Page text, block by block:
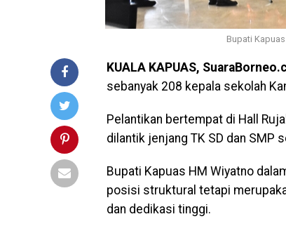
Bupati
KUALA KAPUAS,
sebanyak 208 kepala sekolah
Pelantikan bertempat di Hall
dilantik jenjang TK SD dan SMP
Bupati Kapuas HM Wiyatno
posisi struktural tetapi
dan dedikasi tinggi.